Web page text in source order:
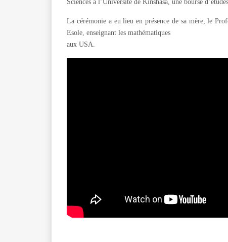
Sciences à l’Université de Kinshasa, une bourse
La cérémonie a eu lieu en présence de sa mère, le
Esole, enseignant les mathématiques
aux USA.